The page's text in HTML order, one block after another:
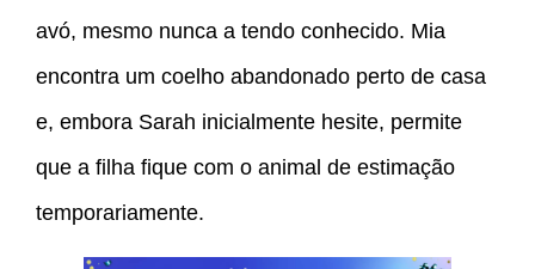
avó, mesmo nunca a tendo conhecido. Mia
encontra um coelho abandonado perto de casa
e, embora Sarah inicialmente hesite, permite
que a filha fique com o animal de estimação
temporariamente.